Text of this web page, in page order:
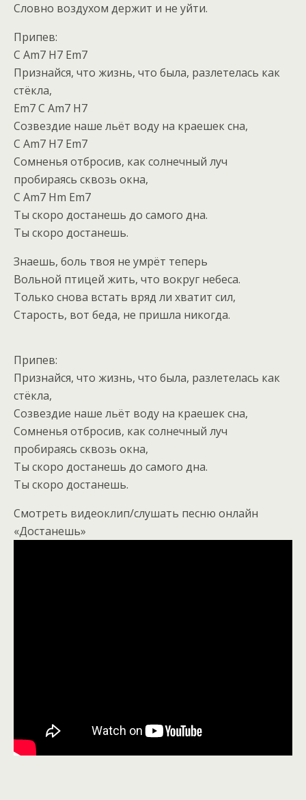
Словно воздухом держит и не уйти.
Припев:
C Am7 H7 Em7
Признайся, что жизнь, что была, разлетелась как
стёкла,
Em7 C Am7 H7
Созвездие наше льёт воду на краешек сна,
C Am7 H7 Em7
Сомненья отбросив, как солнечный луч
пробираясь сквозь окна,
C Am7 Hm Em7
Ты скоро достанешь до самого дна.
Ты скоро достанешь.
Знаешь, боль твоя не умрёт теперь
Вольной птицей жить, что вокруг небеса.
Только снова встать вряд ли хватит сил,
Старость, вот беда, не пришла никогда.
Припев:
Признайся, что жизнь, что была, разлетелась как
стёкла,
Созвездие наше льёт воду на краешек сна,
Сомненья отбросив, как солнечный луч
пробираясь сквозь окна,
Ты скоро достанешь до самого дна.
Ты скоро достанешь.
Смотреть видеоклип/слушать песню онлайн
«Достанешь»